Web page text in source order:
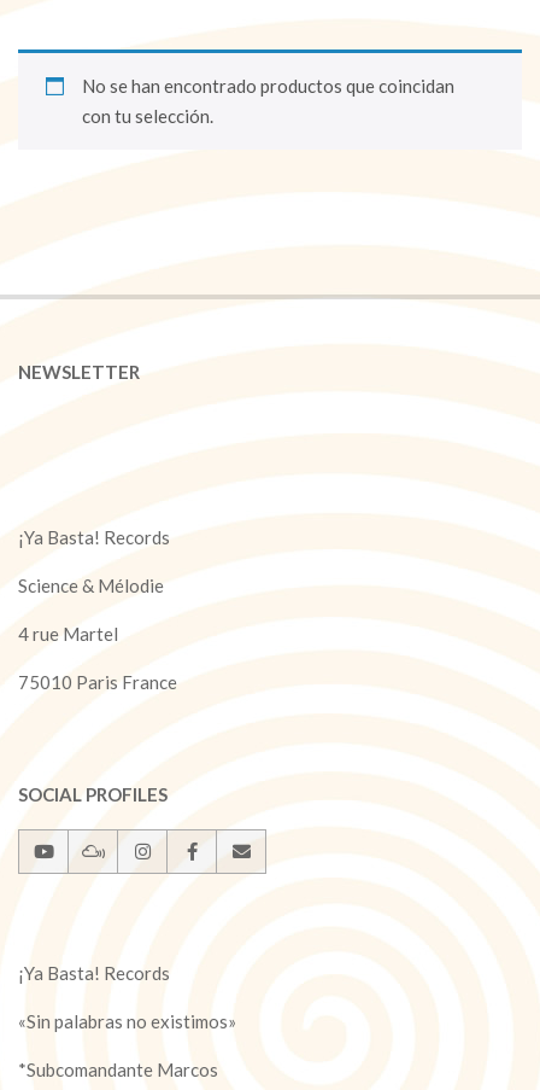
No se han encontrado productos que coincidan
con tu selección.
NEWSLETTER
¡Ya Basta! Records
Science & Mélodie
4 rue Martel
75010 Paris France
SOCIAL PROFILES
¡Ya Basta! Records
«Sin palabras no existimos»
*Subcomandante Marcos